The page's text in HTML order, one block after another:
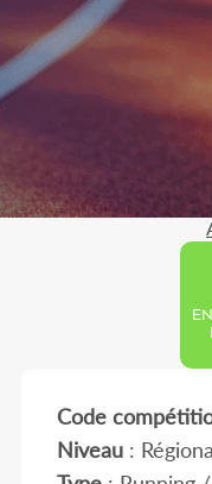
Code
Niveau: